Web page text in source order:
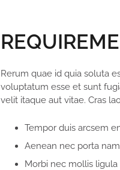
Rerum quae id quia soluta
voluptatum esse et sunt
velit itaque aut vitae. Cras
Tempor duis arcsem
Aenean nec porta
Morbi nec mollis